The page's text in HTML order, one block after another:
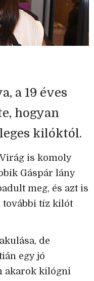
a 19 éves
hogyan
kilóktól.
is komoly
Gáspár lány
meg, és azt is
további tíz kilót
de
egy jó
akarok kilógni